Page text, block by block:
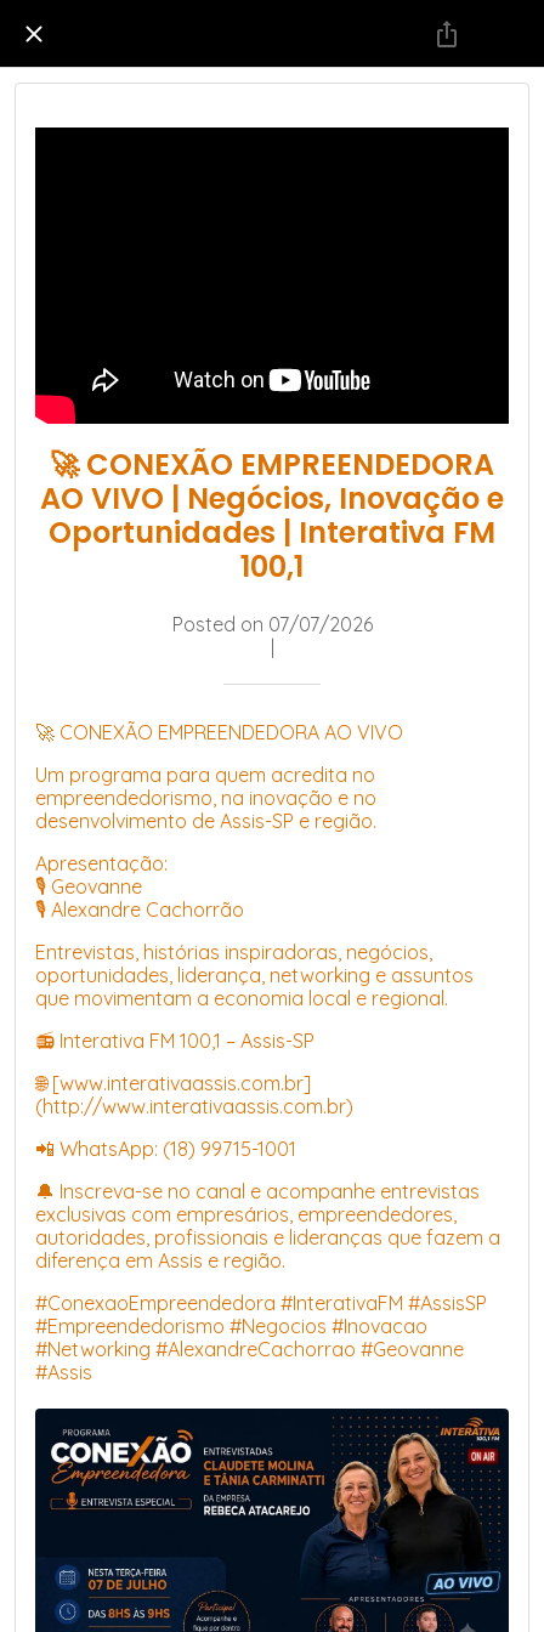
🚀 CONEXÃO EMPREENDEDORA
AO VIVO | Negócios, Inovação e
Oportunidades | Interativa FM
100,1
Posted on 07/07/2026
|
🚀 CONEXÃO EMPREENDEDORA AO VIVO
Um programa para quem acredita no
empreendedorismo, na inovação e no
desenvolvimento de Assis-SP e região.
Apresentação:
🎙️ Geovanne
🎙️ Alexandre Cachorrão
Entrevistas, histórias inspiradoras, negócios,
oportunidades, liderança, networking e assuntos
que movimentam a economia local e regional.
📻 Interativa FM 100,1 – Assis-SP
🌐 [www.interativaassis.com.br]
(http://www.interativaassis.com.br)
📲 WhatsApp: (18) 99715-1001
🔔 Inscreva-se no canal e acompanhe entrevistas
exclusivas com empresários, empreendedores,
autoridades, profissionais e lideranças que fazem a
diferença em Assis e região.
#ConexaoEmpreendedora #InterativaFM #AssisSP
#Empreendedorismo #Negocios #Inovacao
#Networking #AlexandreCachorrao #Geovanne
#Assis